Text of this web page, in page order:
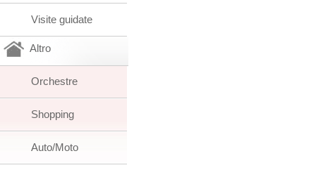
Visite guidate
Altro
Orchestre
Shopping
Auto/Moto